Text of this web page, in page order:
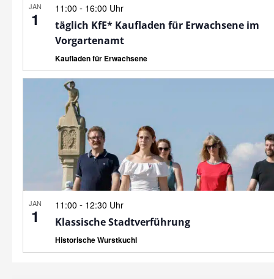
JAN
1
11:00 - 16:00 Uhr
täglich KfE* Kaufladen für Erwachsene im
Vorgartenamt
Kaufladen für Erwachsene
JAN
1
11:00 - 12:30 Uhr
Klassische Stadtverführung
Historische Wurstkuchl